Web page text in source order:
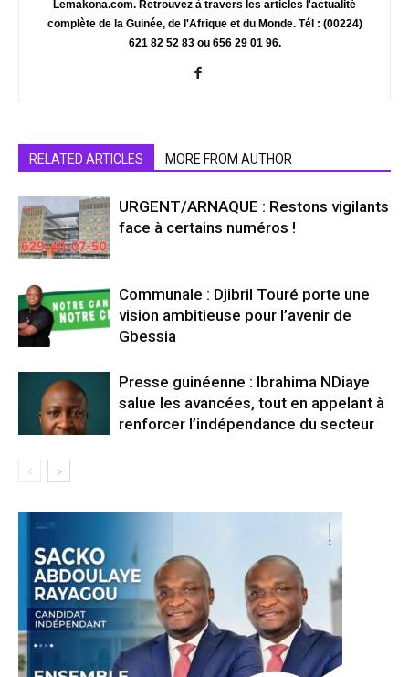
Lemakona.com. Retrouvez à travers les articles l'actualité
complète de la Guinée, de l'Afrique et du Monde. Tél : (00224)
621 82 52 83 ou 656 29 01 96.
RELATED ARTICLES MORE FROM AUTHOR
URGENT/ARNAQUE : Restons vigilants
face à certains numéros !
Communale : Djibril Touré porte une
vision ambitieuse pour l’avenir de
Gbessia
Presse guinéenne : Ibrahima NDiaye
salue les avancées, tout en appelant à
renforcer l’indépendance du secteur